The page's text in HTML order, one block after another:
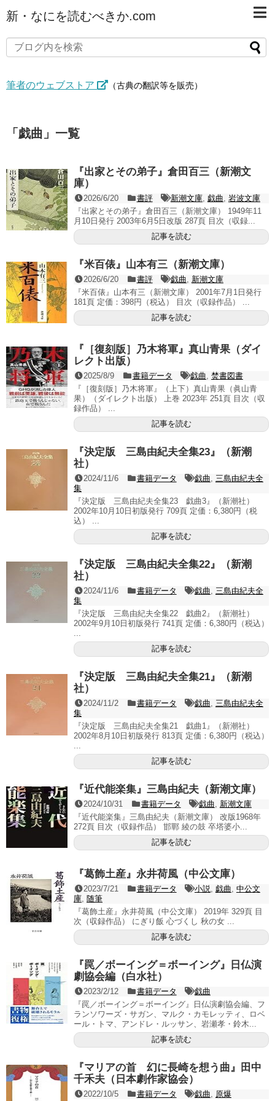
新・なにを読むべきか.com
筆者のウェブストア （古典の翻訳等を販売）
「 戯曲 」 一覧
『出家とその弟子』倉田百三（新潮文
庫）
2026/6/20 書評 新潮文庫, 戯曲, 岩波文庫
『出家とその弟子』倉田百三（新潮文庫） 1949年11
月10日発行 2003年6月5日改版 287頁 目次（収録...
記事を読む
『米百俵』山本有三（新潮文庫）
2026/6/20 書評 戯曲, 新潮文庫
『米百俵』山本有三（新潮文庫） 2001年7月1日発行
181頁 定価：398円（税込） 目次（収録作品） ...
記事を読む
『［復刻版］乃木将軍』真山青果（ダイ
レクト出版）
2025/8/9 書籍データ 戯曲, 焚書図書
『［復刻版］乃木将軍』（上下）真山青果（眞山青
果）（ダイレクト出版） 上巻 2023年 251頁 目次（収
録作品） ...
記事を読む
『決定版 三島由紀夫全集23』（新潮
社）
2024/11/6 書籍データ 戯曲, 三島由紀夫全
集
『決定版 三島由紀夫全集23 戯曲3』（新潮社）
2002年10月10日初版発行 709頁 定価：6,380円（税
込） ...
記事を読む
『決定版 三島由紀夫全集22』（新潮
社）
2024/11/6 書籍データ 戯曲, 三島由紀夫全
集
『決定版 三島由紀夫全集22 戯曲2』（新潮社）
2002年9月10日初版発行 741頁 定価：6,380円（税込）
...
記事を読む
『決定版 三島由紀夫全集21』（新潮
社）
2024/11/2 書籍データ 戯曲, 三島由紀夫全
集
『決定版 三島由紀夫全集21 戯曲1』（新潮社）
2002年8月10日初版発行 813頁 定価：6,380円（税込）
...
記事を読む
『近代能楽集』三島由紀夫（新潮文庫）
2024/10/31 書籍データ 戯曲, 新潮文庫
『近代能楽集』三島由紀夫（新潮文庫） 改版1968年
272頁 目次（収録作品） 邯鄲 綾の鼓 卒塔婆小...
記事を読む
『葛飾土産』永井荷風（中公文庫）
2023/7/21 書籍データ 小説, 戯曲, 中公文
庫, 随筆
『葛飾土産』永井荷風（中公文庫） 2019年 329頁 目
次（収録作品） にぎり飯 心づくし 秋の女 ...
記事を読む
『罠／ボーイング＝ボーイング』日仏演
劇協会編（白水社）
2023/2/12 書籍データ
戯曲
『罠／ボーイング＝ボーイング』日仏演劇協会編、フ
ランソワーズ・サガン、マルク・カモレッティ、ロベ
ール・トマ、アンドレ・ルッサン、岩瀬孝・鈴木...
記事を読む
『マリアの首 幻に長崎を想う曲』田中
千禾夫（日本劇作家協会）
2022/10/5 書籍データ 戯曲, 原爆